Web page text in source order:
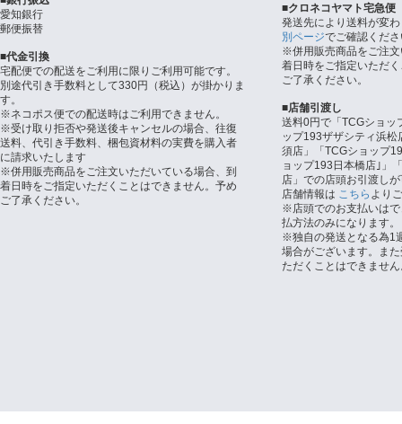
愛知銀行
郵便振替
■代金引換
宅配便での配送をご利用に限りご利用可能です。
別途代引き手数料として330円（税込）が掛かりま
す。
※ネコポス便での配送時はご利用できません。
※受け取り拒否や発送後キャンセルの場合、往復
送料、代引き手数料、梱包資材料の実費を購入者
に請求いたします
※併用販売商品をご注文いただいている場合、到
着日時をご指定いただくことはできません。予め
ご了承ください。
■クロネコヤマト宅急便
発送先により送料が変
別ページでご確認くだ
※併用販売商品をご注
着日時をご指定いただ
ご了承ください。
■店舗引渡し
送料0円で「TCGショッ
ップ193ザザシティ浜
須店」「TCGショップ
ョップ193日本橋店｣」
店」での店頭お引渡し
店舗情報は こちら より
※店頭でのお支払いは
払方法のみになります。
※独自の発送となる為1
場合がございます。ま
ただくことはできませ